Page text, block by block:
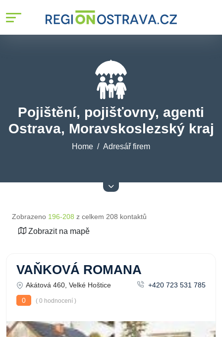
Pojištění, pojišťovny, agenti
Ostrava, Moravskoslezský kraj
Home Adresář firem
Zobrazeno 196-208 z celkem 208 kontaktů
Zobrazit na mapě
VAŇKOVÁ ROMANA
Akátová 460, Velké Hoštice
+420 723 531 785
0
( 0 hodnocení )